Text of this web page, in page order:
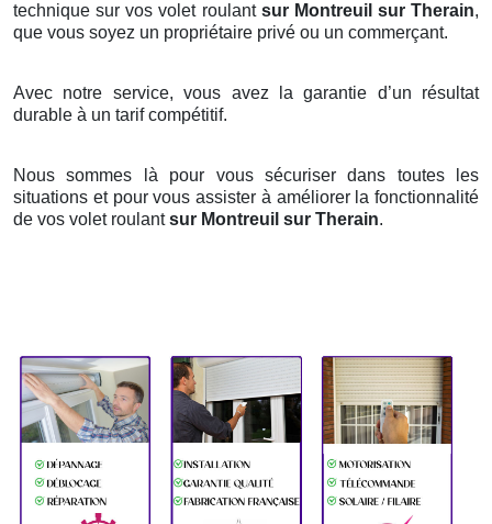
technique sur vos volet roulant sur Montreuil sur Therain,
que vous soyez un propriétaire privé ou un commerçant.
Avec notre service, vous avez la garantie d’un résultat
durable à un tarif compétitif.
Nous sommes là pour vous sécuriser dans toutes les
situations et pour vous assister à améliorer la fonctionnalité
de vos volet roulantsur Montreuil sur Therain.